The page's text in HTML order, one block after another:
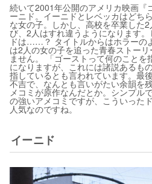
続いて2001年公開のアメリカ映画『
ーニド。イーニドとレベッカはどち
な女の子。しかし、高校を卒業した
び、2人はすれ違うようになります
ドは……？ タイトルからはホラーの
は2人の女の子を追った青春ストー
ません。 「ゴーストって何のことを
になりますが、これには諸説あるも
指しているとも言われています。最
不吉で、なんとも言いがたい余韻を
メコミが原作なんだとか。シンプル
の強いアメコミですが、こういった
人気なのですね。
イーニド